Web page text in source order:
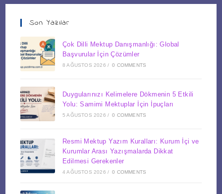
Son Yazılar
Çok Dilli Mektup Danışmanlığı: Global
Başvurular İçin Çözümler
8 AĞUSTOS 2026 / 0 COMMENTS
Duygularınızı Kelimelere Dökmenin 5 Etkili
Yolu: Samimi Mektuplar İçin İpuçları
5 AĞUSTOS 2026 / 0 COMMENTS
Resmi Mektup Yazım Kuralları: Kurum İçi ve
Kurumlar Arası Yazışmalarda Dikkat
Edilmesi Gerekenler
4 AĞUSTOS 2026 / 0 COMMENTS